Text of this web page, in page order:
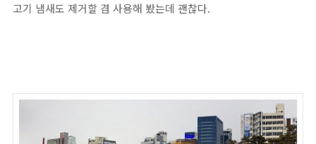
고기 냄새도 제거할 겸 사용해 봤는데 괜찮다.